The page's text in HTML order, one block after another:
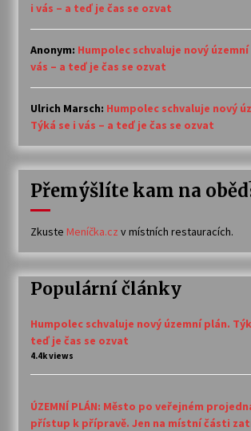
i vás – a teď je čas se ozvat
Anonym: Humpolec schvaluje nový
vás – a teď je čas se ozvat
Ulrich Marsch: Humpolec schvaluje nový
Týká se i vás – a teď je čas se ozvat
Přemýšlíte kam na
Zkuste Meníčka.cz v místních restauracích.
Populární články
Humpolec schvaluje nový územní plán.
teď je čas se ozvat
4.4k views
ÚZEMNÍ PLÁN: Město po veřejném
přístup k přípravě. Jen na místní části